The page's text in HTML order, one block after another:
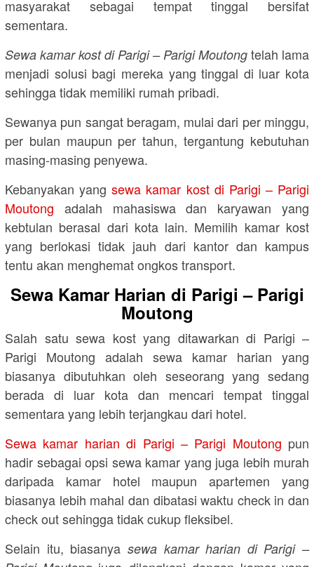
masyarakat sebagai tempat tinggal bersifat
sementara.
Sewa kamar kost di Parigi – Parigi Moutong telah lama
menjadi solusi bagi mereka yang tinggal di luar kota
sehingga tidak memiliki rumah pribadi.
Sewanya pun sangat beragam, mulai dari per minggu,
per bulan maupun per tahun, tergantung kebutuhan
masing-masing penyewa.
Kebanyakan yangsewa kamar kost di Parigi – Parigi
Moutong adalah mahasiswa dan karyawan yang
kebtulan berasal dari kota lain. Memilih kamar kost
yang berlokasi tidak jauh dari kantor dan kampus
tentu akan menghemat ongkos transport.
Sewa Kamar Harian di Parigi – Parigi
Moutong
Salah satu sewa kost yang ditawarkan di Parigi –
Parigi Moutong adalah sewa kamar harian yang
biasanya dibutuhkan oleh seseorang yang sedang
berada di luar kota dan mencari tempat tinggal
sementara yang lebih terjangkau dari hotel.
Sewa kamar harian di Parigi – Parigi Moutong pun
hadir sebagai opsi sewa kamar yang juga lebih murah
daripada kamar hotel maupun apartemen yang
biasanya lebih mahal dan dibatasi waktu check in dan
check out sehingga tidak cukup fleksibel.
Selain itu, biasanya sewa kamar harian di Parigi –